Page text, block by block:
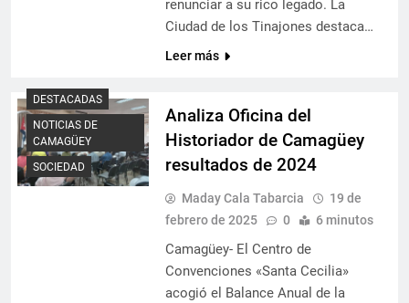
renunciar a su rico legado. La
Ciudad de los Tinajones destaca…
Leer más
DESTACADAS
NOTICIAS DE
CAMAGÜEY
SOCIEDAD
Analiza Oficina del
Historiador de Camagüey
resultados de 2024
Maday Cala Tabarcia
19 de
febrero de 2025
0 6 minutos
Camagüey- El Centro de
Convenciones «Santa Cecilia»
acogió el Balance Anual de la